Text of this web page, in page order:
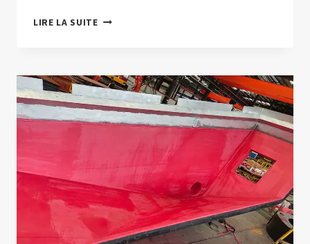
LIRE LA SUITEQUELLES
PARTICULIÈRES
POUR
LES
LAMES
RACLETTE
UTILISÉES
LES
USINES
ALIMENTAIRES
?